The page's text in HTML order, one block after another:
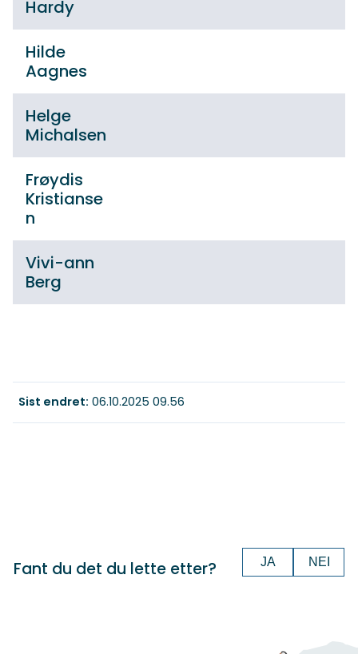
Hardy
Hilde
Aagnes
Helge
Michalsen
Frøydis
Kristianse
n
Vivi-ann
Berg
Sist endret 06.10.2025 09.56
Fant du det du lette etter? JA NEI